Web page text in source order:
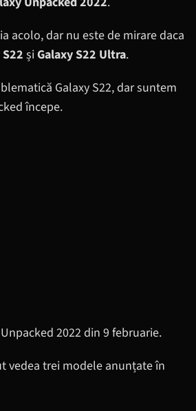
acolo, dar nu este de mirare daca
șiGalaxy S22 Ultra.
Galaxy S22, dar suntem
începe.
2022 din 9 februarie.
vedea trei modele anunțate în